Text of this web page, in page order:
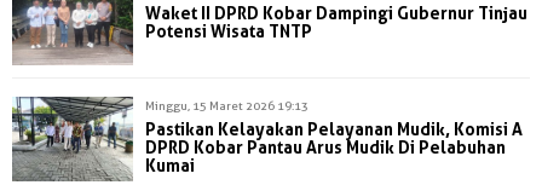
Waket II DPRD Kobar Dampingi Gubernur Tinjau
Potensi Wisata TNTP
Minggu, 15 Maret 2026 19:13
Pastikan Kelayakan Pelayanan Mudik, Komisi A
DPRD Kobar Pantau Arus Mudik Di Pelabuhan
Kumai